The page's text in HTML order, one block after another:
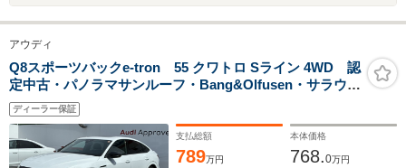
アウディ
Q8スポーツバックe-tron 55 クワトロ Sライン 4WD 認
定中古・パノラマサンルーフ・Bang&Olfusen・サラウン
ドビューカメラ・アンビエントライト
ディーラー保証
支払総額
789万円
本体価格
768.0万円